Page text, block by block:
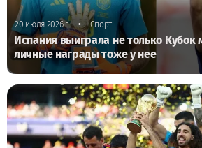
20 июля 2026 г. • Спорт
Испания выиграла не только Кубок
личные награды тоже у нее